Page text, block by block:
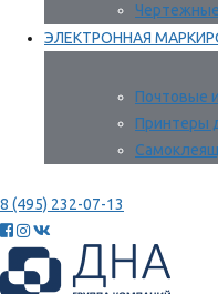
ЭЛЕКТРОННАЯ
Почтовые
Принтеры
8 (495) 232-07-13